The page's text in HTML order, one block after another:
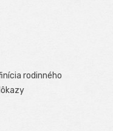
rodinného